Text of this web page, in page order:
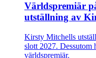
Världspremiär
utställning av
Kirsty Mitchells
slott 2027. Dessutom
världspremiär.